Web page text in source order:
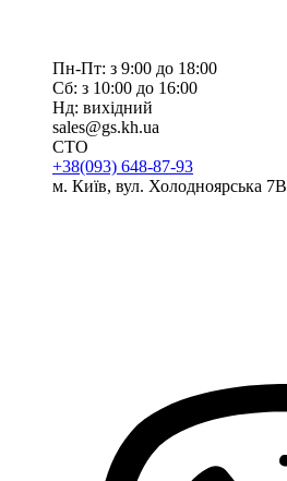
Пн-Пт: з 9:00 до 18:00
Сб: з 10:00 до 16:00
Нд: вихідний
sales@gs.kh.ua
СТО
+38(093) 648-87-93
м. Київ, вул. Холодноярська 7В